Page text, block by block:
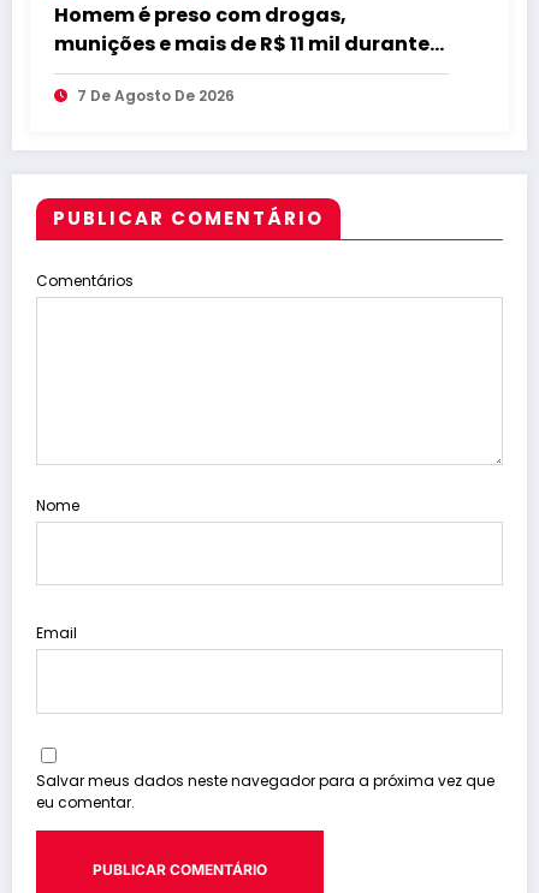
Homem é preso com drogas,
munições e mais de R$ 11 mil durante
operação em Marcação
7 De Agosto De 2026
PUBLICAR COMENTÁRIO
Comentários
Nome
Email
Salvar meus dados neste navegador para a próxima vez que
eu comentar.